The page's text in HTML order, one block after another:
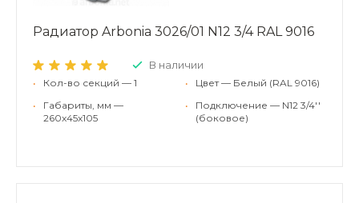
Радиатор Arbonia 3026/01 N12 3/4 RAL 9016
В наличии
•
Кол-во секций — 1
•
Габариты, мм —
260x45x105
•
Цвет — Белый (RAL 9016)
•
Подключение — N12 3/4''
(боковое)